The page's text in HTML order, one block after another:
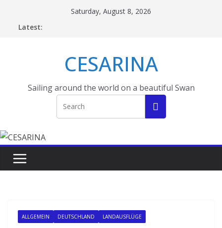
Saturday, August 8, 2026
Latest:
CESARINA
Sailing around the world on a beautiful Swan
ALLGEMEIN DEUTSCHLAND LANDAUSFLÜGE